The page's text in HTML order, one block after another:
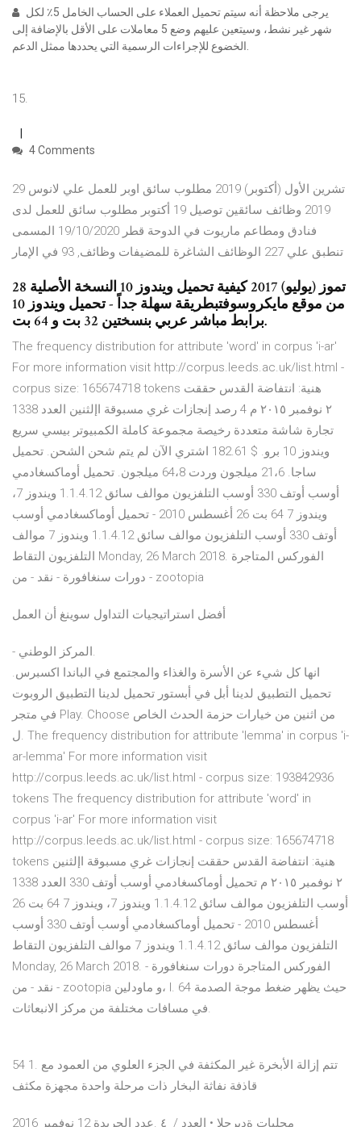
شهر غير نشط، وسيتعين عليهم وضع 5 معاملات على الأقل بالإضافة إلى
الخضوع للإجراءات الرسمية التي يحددها ممثل الدعم.
15.
4 Comments
29 تشرين الأول (أكتوبر) 2019 مطلوب سائق اوبر للعمل علي لانوس
2019 وظائف سائقين توصيل 19 أكتوبر مطلوب سائق للعمل لدى
فنادق ومطاعم ماريوت في الدوحة قطر 19/10/2020 المسمى
تنطبق علي 227 الوظائف الشاغرة للمضيفات وظائف, 93 في الإمار
28 تموز (يوليو) 2017 كيفية تحميل ويندوز 10 النسخة الأصلية
من موقع مايكروسوفتبطريقة سهلة جداً - تحميل ويندوز 10
برابط مباشر عربي بنسختين 32 بت و 64 بت.
The frequency distribution for attribute 'word' in corpus 'i-ar'
For more information visit http://corpus.leeds.ac.uk/list.html -
corpus size: 165674718 tokens ‫هنية‪ :‬انتفاضة القدس حققت‬
‫إنجازات غري مسبوقة‬ ‫اإلثنين‬ ‫العدد ‪1338‬‬ ‫‪ ٢‬نوفمبر ‪ ٢٠١٥‬م‬ 4 رصد
تجارة شاشة متعددة رخيصة مجموعة كاملة الكمبيوتر بيسي سريع
ويندوز 10 برو. $ 182.61 اشتري الآن لم يتم شحن الشحن. تحميل
ساجا. 21،6 ميلجون وردت 64،8 ميلجون. تحميل أوماكسغادمي
أوسب أوتف 330 أوسب التلفزيون موالف سائق 1.1.4.12 ويندوز 7،
ويندوز 7 64 بت 26 أغسطس 2010 - تحميل أوماكسغادمي أوسب
أوتف 330 أوسب التلفزيون موالف سائق 1.1.4.12 ويندوز 7 موالف
التلفزيون التقاط Monday, 26 March 2018. الفوركس المتاجرة
دورات سنغافورة - نقد - من - zootopia
أفضل استراتيجيات التداول سوينغ أن العمل
- المركز الوطني.
انها كل شيء عن الأسرة والغذاء والمجتمع في الباندا اكسبرس.
تحميل التطبيق لدينا أبل في أبستور تحميل لدينا التطبيق الروبوت
في متجر Play. Choose من اثنين من خيارات حزمة الحدث الخاص
ل. The frequency distribution for attribute 'lemma' in corpus 'i-
ar-lemma' For more information visit
http://corpus.leeds.ac.uk/list.html - corpus size: 193842936
tokens The frequency distribution for attribute 'word' in
corpus 'i-ar' For more information visit
http://corpus.leeds.ac.uk/list.html - corpus size: 165674718
tokens ‫هنية‪ :‬انتفاضة القدس حققت‬ ‫إنجازات غري مسبوقة‬ ‫اإلثنين‬
‫العدد ‪1338‬‬ ‫‪ ٢‬نوفمبر ‪ ٢٠١٥‬م‬ تحميل أوماكسغادمي أوسب أوتف 330
أوسب التلفزيون موالف سائق 1.1.4.12 ويندوز 7، ويندوز 7 64 بت 26
أغسطس 2010 - تحميل أوماكسغادمي أوسب أوتف 330 أوسب
التلفزيون موالف سائق 1.1.4.12 ويندوز 7 موالف التلفزيون التقاط
Monday, 26 March 2018. الفوركس المتاجرة دورات سنغافورة -
نقد - من - zootopia و ماودلين، I. 64 حيث يظهر ضغط موجة الصدمة
في مسافات مختلفة من مركز الانبعاثات.
54 1. تتم إزالة الأبخرة غير المكثفة في الجزء العلوي من العمود مع
قاذفة نفاثة البخار ذات مرحلة واحدة مجهزة مكثف
عدد الجريدة 12 نوفمبر 2016. ‫‪٤‬‬ ‫محليات‬ ‫ةديرجلا‬ ‫•‬ ‫العدد ‪ /